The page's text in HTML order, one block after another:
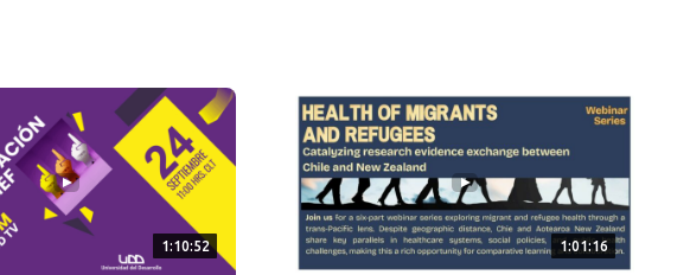
1:10:52 1:01:16